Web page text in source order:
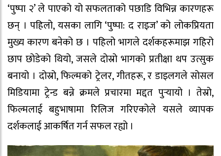
‘पुष्पा २’ ले पाएको यो सफलताको पछाडि विभिन्न कारणहरू
छन् । पहिलो, यसका लागि ‘पुष्पा: द राइज’ को लोकप्रियता
मुख्य कारण बनेको छ । पहिलो भागले दर्शकहरूमाझ गहिरो
छाप छोडेको थियो, जसले दोस्रो भागको प्रतीक्षा थप उत्सुक
बनायो । दोस्रो, फिल्मको ट्रेलर, गीतहरू, र डाइलगले सोसल
मिडियामा ट्रेन्ड बन्ने क्रमले प्रचारमा मद्दत पुर्‍यायो । तेस्रो,
फिल्मलाई बहुभाषामा रिलिज गरिएकोले यसले व्यापक
दर्शकलाई आकर्षित गर्न सफल रह्यो ।